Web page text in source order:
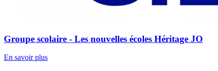
Groupe scolaire - Les nouvelles écoles Héritage JO
En savoir plus